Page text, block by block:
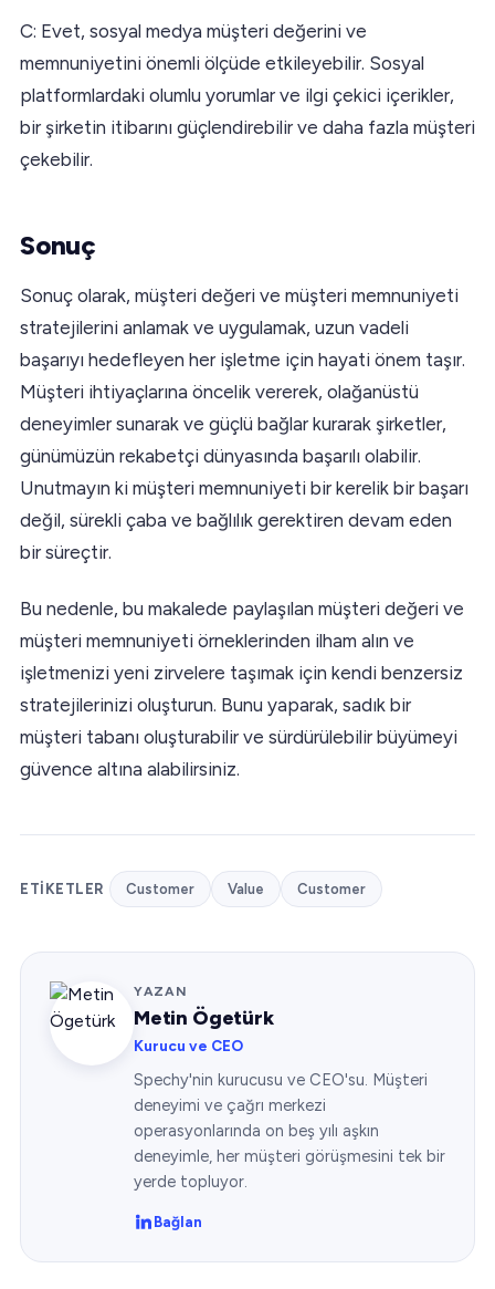
C: Evet, sosyal medya müşteri değerini ve
memnuniyetini önemli ölçüde etkileyebilir. Sosyal
platformlardaki olumlu yorumlar ve ilgi çekici içerikler,
bir şirketin itibarını güçlendirebilir ve daha fazla müşteri
çekebilir.
Sonuç
Sonuç olarak, müşteri değeri ve müşteri memnuniyeti
stratejilerini anlamak ve uygulamak, uzun vadeli
başarıyı hedefleyen her işletme için hayati önem taşır.
Müşteri ihtiyaçlarına öncelik vererek, olağanüstü
deneyimler sunarak ve güçlü bağlar kurarak şirketler,
günümüzün rekabetçi dünyasında başarılı olabilir.
Unutmayın ki müşteri memnuniyeti bir kerelik bir başarı
değil, sürekli çaba ve bağlılık gerektiren devam eden
bir süreçtir.
Bu nedenle, bu makalede paylaşılan müşteri değeri ve
müşteri memnuniyeti örneklerinden ilham alın ve
işletmenizi yeni zirvelere taşımak için kendi benzersiz
stratejilerinizi oluşturun. Bunu yaparak, sadık bir
müşteri tabanı oluşturabilir ve sürdürülebilir büyümeyi
güvence altına alabilirsiniz.
ETIKETLER Customer Value Customer
YAZAN
Metin Ögetürk
Kurucu ve CEO
Spechy'nin kurucusu ve CEO'su. Müşteri
deneyimi ve çağrı merkezi
operasyonlarında on beş yılı aşkın
deneyimle, her müşteri görüşmesini tek bir
yerde topluyor.
Bağlan